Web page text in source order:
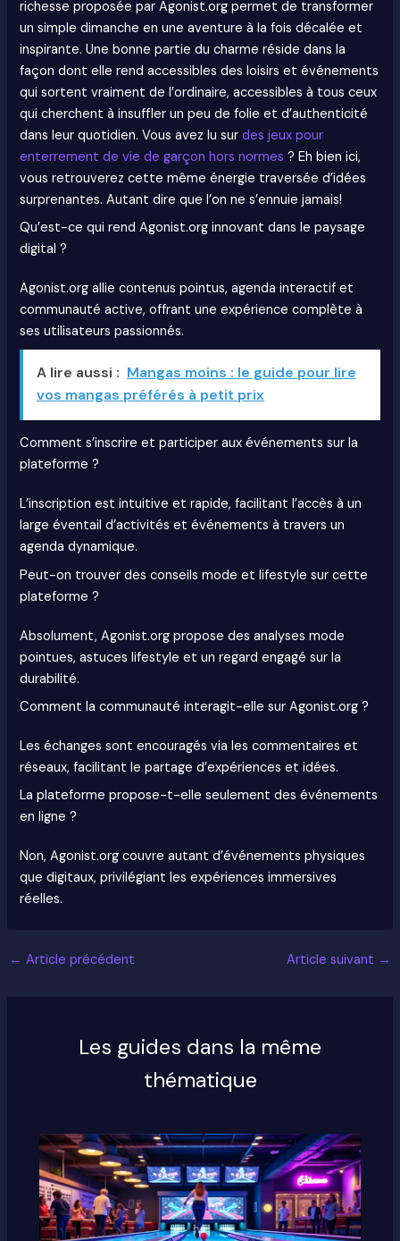
richesse proposée par Agonist.org permet de transformer
un simple dimanche en une aventure à la fois décalée et
inspirante. Une bonne partie du charme réside dans la
façon dont elle rend accessibles des loisirs et événements
qui sortent vraiment de l’ordinaire, accessibles à tous ceux
qui cherchent à insuffler un peu de folie et d’authenticité
dans leur quotidien. Vous avez lu surdes jeux pour
enterrement de vie de garçon hors normes ? Eh bien ici,
vous retrouverez cette même énergie traversée d’idées
surprenantes. Autant dire que l’on ne s’ennuie jamais!
Qu’est-ce qui rend Agonist.org innovant dans le paysage
digital ?
Agonist.org allie contenus pointus, agenda interactif et
communauté active, offrant une expérience complète à
ses utilisateurs passionnés.
A lire aussi : Mangas moins : le guide pour lire
vos mangas préférés à petit prix
Comment s’inscrire et participer aux événements sur la
plateforme ?
L’inscription est intuitive et rapide, facilitant l’accès à un
large éventail d’activités et événements à travers un
agenda dynamique.
Peut-on trouver des conseils mode et lifestyle sur cette
plateforme ?
Absolument, Agonist.org propose des analyses mode
pointues, astuces lifestyle et un regard engagé sur la
durabilité.
Comment la communauté interagit-elle sur Agonist.org ?
Les échanges sont encouragés via les commentaires et
réseaux, facilitant le partage d’expériences et idées.
La plateforme propose-t-elle seulement des événements
en ligne ?
Non, Agonist.org couvre autant d’événements physiques
que digitaux, privilégiant les expériences immersives
réelles.
← Article précédent Article suivant →
Les guides dans la même
thématique